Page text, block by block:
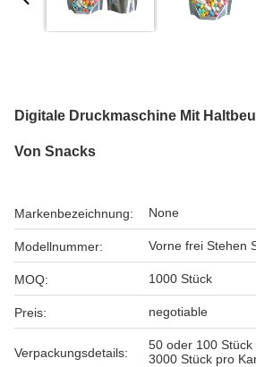
Digitale Druckmaschine Mit
Von Snacks
Markenbezeichnung: None
Modellnummer: Vorne frei Stehen
MOQ: 1000 Stück
Preis: negotiable
Verpackungsdetails:
50 oder 100
3000 Stück pro